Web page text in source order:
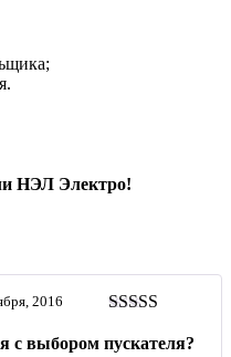
НЭЛ Электро!
5
2016
с выбором пускателя?